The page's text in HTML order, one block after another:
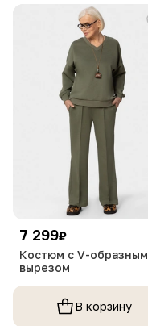
7 299₽
Костюм с V-образным
вырезом
В корзину